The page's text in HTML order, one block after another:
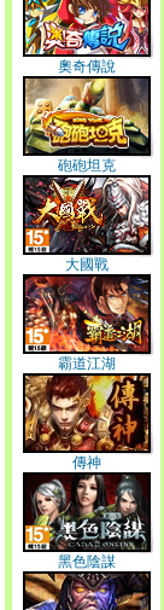
奧奇傳說
砲砲坦克
大國戰
霸道江湖
傳神
黑色陰謀